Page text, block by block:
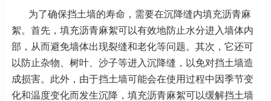
为了确保挡土墙的寿命，需要在沉降缝内填充沥青麻
絮。首先，填充沥青麻絮可以有效地防止水分进入墙体内
部，从而避免墙体出现裂缝和老化等问题。其次，它还可
以防止杂物、树叶、沙子等进入沉降缝，以免对挡土墙造
成损害。此外，由于挡土墙可能会在使用过程中因季节变
化和温度变化而发生沉降，填充沥青麻絮可以缓解挡土墙